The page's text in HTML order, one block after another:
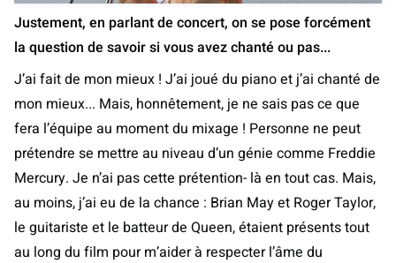
Justement, en parlant de concert, on se pose forcément
la question de savoir si vous avez chanté ou pas...
J’ai fait de mon mieux ! J’ai joué du piano et j’ai chanté de
mon mieux... Mais, honnêtement, je ne sais pas ce que
fera l’équipe au moment du mixage ! Personne ne peut
prétendre se mettre au niveau d’un génie comme Freddie
Mercury. Je n’ai pas cette prétention- là en tout cas. Mais,
au moins, j’ai eu de la chance : Brian May et Roger Taylor,
le guitariste et le batteur de Queen, étaient présents tout
au long du film pour m’aider à respecter l’âme du